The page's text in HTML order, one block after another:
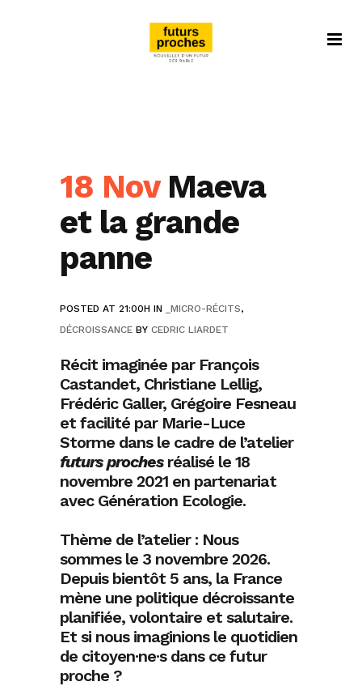
18 NovMaeva
et la grande
panne
POSTED AT 21:00H IN _MICRO-RÉCITS,
DÉCROISSANCE BY CEDRIC LIARDET
Récit imaginée par François
Castandet, Christiane Lellig,
Frédéric Galler, Grégoire Fesneau
et facilité par Marie-Luce
Storme dans le cadre de l’atelier
futurs prochesréalisé le 18
novembre 2021 en partenariat
avec Génération Ecologie.
Thème de l’atelier : Nous
sommes le 3 novembre 2026.
Depuis bientôt 5 ans, la France
mène une politique décroissante
planifiée, volontaire et salutaire.
Et si nous imaginions le quotidien
de citoyen·ne·s dans ce futur
proche ?